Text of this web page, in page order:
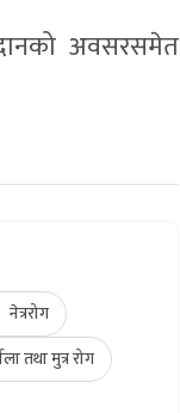
अवसरसमेत
नेत्ररोग
तथा मुत्र रोग